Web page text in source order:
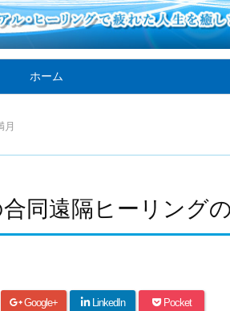
ホーム
月
同遠隔ヒーリング
Google+ LinkedIn Pocket